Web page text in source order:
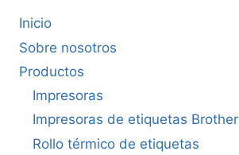
Inicio
Sobre nosotros
Productos
Impresoras
Impresoras de etiquetas Brother
Rollo térmico de etiquetas